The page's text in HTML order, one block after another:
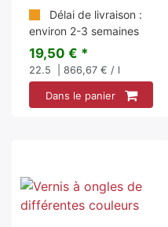
Délai de livraison :
environ 2-3 semaines
19,50 € *
22.5 | 866,67 € / l
Dans le panier